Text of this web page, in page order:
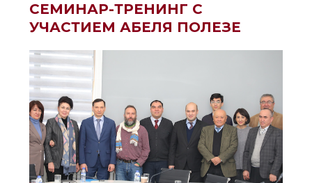
CЕМИНАР-ТРЕНИНГ С
УЧАСТИЕМ АБЕЛЯ ПОЛЕЗЕ